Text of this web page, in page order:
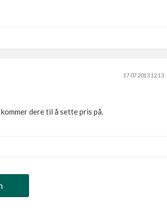
17.07.2013 12.13
dere til å sette pris på.